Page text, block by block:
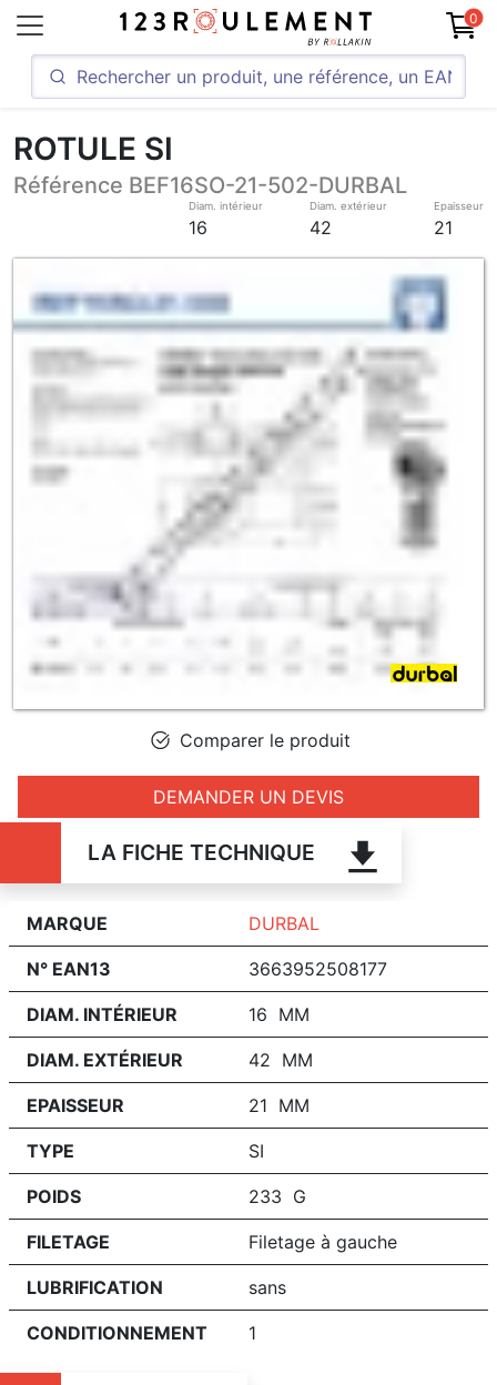
0
ROTULE SI
Référence BEF16SO-21-502-DURBAL
Diam. intérieur
16
Diam. extérieur
42
Epaisseur
21
Comparer le produit
DEMANDER UN DEVIS
LA FICHE TECHNIQUE
MARQUE DURBAL
N° EAN13 3663952508177
DIAM. INTÉRIEUR 16 MM
DIAM. EXTÉRIEUR 42 MM
EPAISSEUR 21 MM
TYPE SI
POIDS 233 G
FILETAGE Filetage à gauche
LUBRIFICATION sans
CONDITIONNEMENT 1